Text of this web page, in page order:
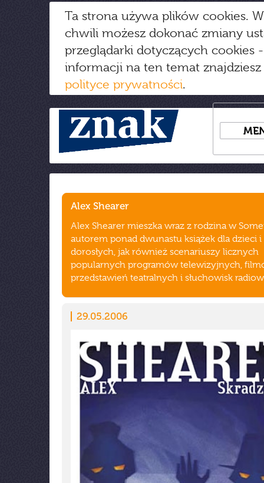
Ta strona używa plików cookies.
chwili możesz dokonać zmiany
przeglądarki dotyczących cookies
informacji na ten temat
polityce prywatności.
Alex Shearer
Alex Shearer mieszka wraz z rodzina w
autorem ponad dwunastu książek dla dzieci i
dorosłych, jak również scenariuszy licznych
popularnych programów telewizyjnych,
przedstawień teatralnych i słuchowisk
29.05.2006